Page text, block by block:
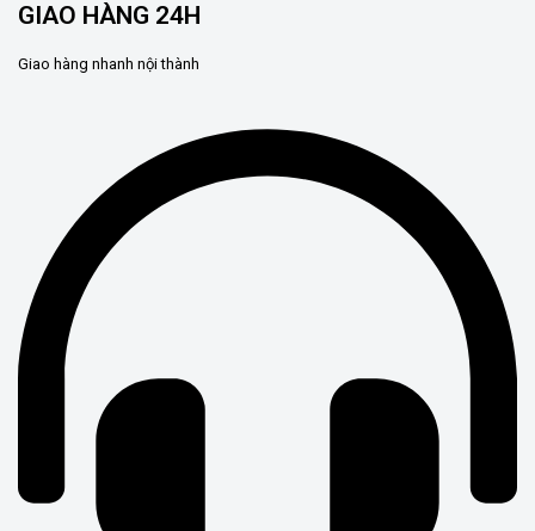
GIAO HÀNG 24H
Giao hàng nhanh nội thành